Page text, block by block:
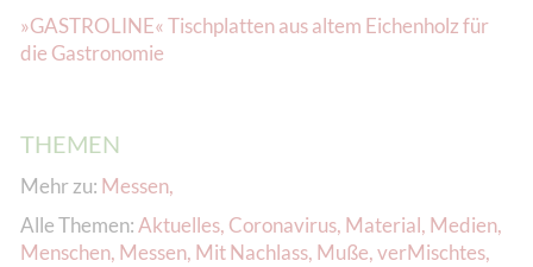
»GASTROLINE« Tischplatten aus altem Eichenholz für
die Gastronomie
THEMEN
Mehr zu: Messen,
Alle Themen:Aktuelles, Coronavirus, Material, Medien,
Menschen, Messen, Mit Nachlass, Muße,verMischtes,